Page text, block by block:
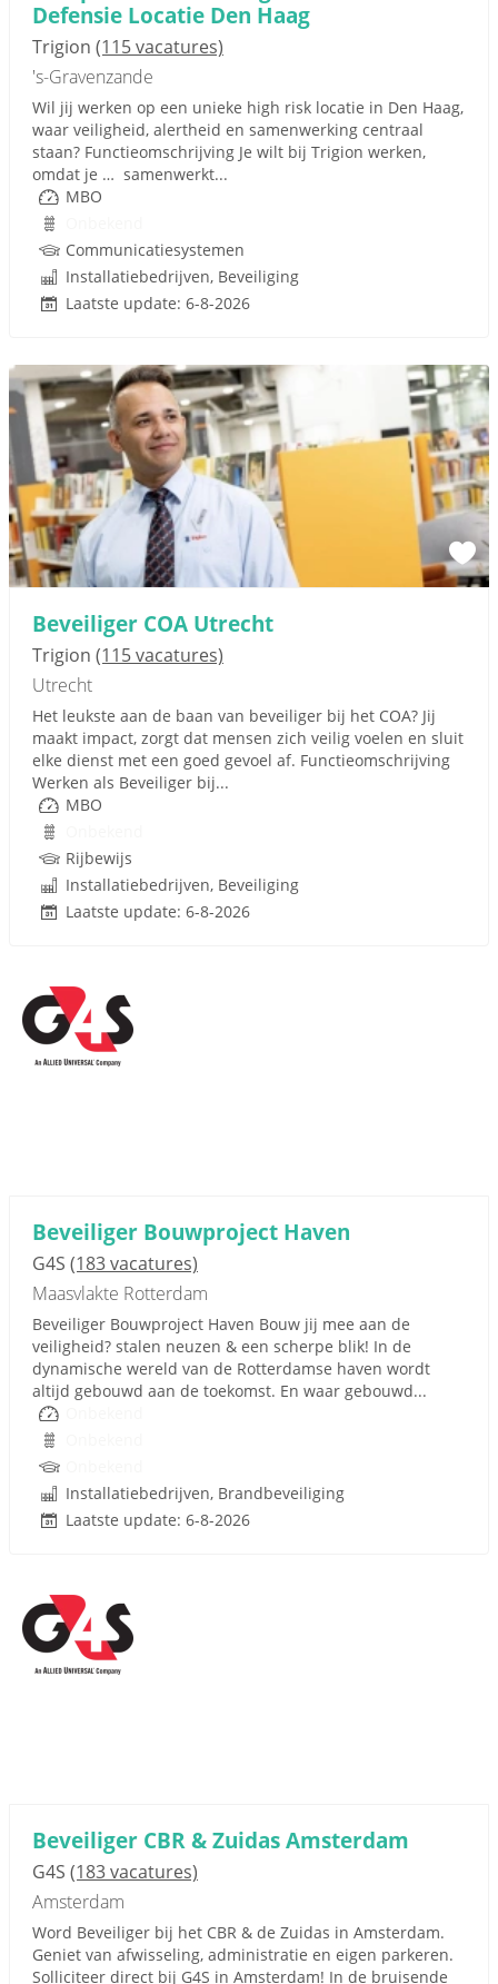
Defensie Locatie Den Haag
Trigion (115 vacatures)
's-Gravenzande
Wil jij werken op een unieke high risk locatie in Den Haag,
waar veiligheid, alertheid en samenwerking centraal
staan? Functieomschrijving Je wilt bij Trigion werken,
omdat je … samenwerkt...
MBO
Communicatiesystemen
Installatiebedrijven, Beveiliging
Laatste update: 6-8-2026
Beveiliger COA Utrecht
Trigion (115 vacatures)
Utrecht
Het leukste aan de baan van beveiliger bij het COA? Jij
maakt impact, zorgt dat mensen zich veilig voelen en sluit
elke dienst met een goed gevoel af. Functieomschrijving
Werken als Beveiliger bij...
MBO
Rijbewijs
Installatiebedrijven, Beveiliging
Laatste update: 6-8-2026
Beveiliger Bouwproject Haven
G4S (183 vacatures)
Maasvlakte Rotterdam
Beveiliger Bouwproject Haven Bouw jij mee aan de
veiligheid? stalen neuzen & een scherpe blik! In de
dynamische wereld van de Rotterdamse haven wordt
altijd gebouwd aan de toekomst. En waar gebouwd...
Installatiebedrijven, Brandbeveiliging
Laatste update: 6-8-2026
Beveiliger CBR & Zuidas Amsterdam
G4S (183 vacatures)
Amsterdam
Word Beveiliger bij het CBR & de Zuidas in Amsterdam.
Geniet van afwisseling, administratie en eigen parkeren.
Solliciteer direct bij G4S in Amsterdam! In de bruisende